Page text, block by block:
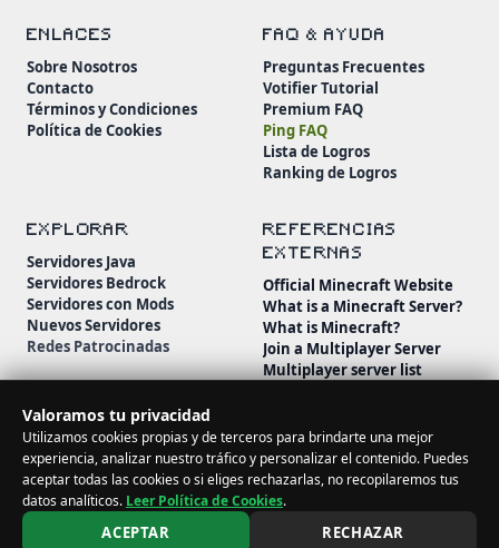
Valoramos tu privacidad
Utilizamos cookies propias y de terceros para brindarte una mejor
experiencia, analizar nuestro tráfico y personalizar el contenido. Puedes
aceptar todas las cookies o si eliges rechazarlas, no recopilaremos tus
datos analíticos. Leer Política de Cookies.
ACEPTAR RECHAZAR
ENLACES
Sobre Nosotros
Contacto
Términos y Condiciones
Política de Cookies
FAQ & AYUDA
Preguntas Frecuentes
Votifier Tutorial
Premium FAQ
Ping FAQ
Lista de Logros
Ranking de Logros
EXPLORAR
Servidores Java
Servidores Bedrock
Servidores con Mods
Nuevos Servidores
Redes Patrocinadas
REFERENCIAS
EXTERNAS
Official Minecraft Website
What is a Minecraft Server?
What is Minecraft?
Join a Multiplayer Server
Multiplayer server list
© 2026 MineServidores. Todos los derechos reservados.